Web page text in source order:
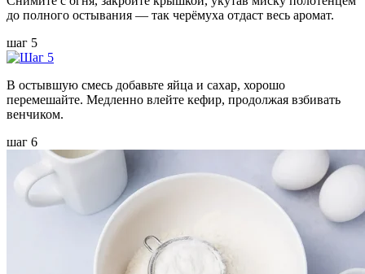
до полного остывания — так черёмуха отдаст весь аромат.
шаг 5
В остывшую смесь добавьте яйца и сахар, хорошо
перемешайте. Медленно влейте кефир, продолжая взбивать
венчиком.
шаг 6